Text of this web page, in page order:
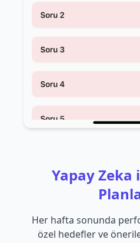
Yapay Zeka
Her hafta sonunda
özel hedefler ve